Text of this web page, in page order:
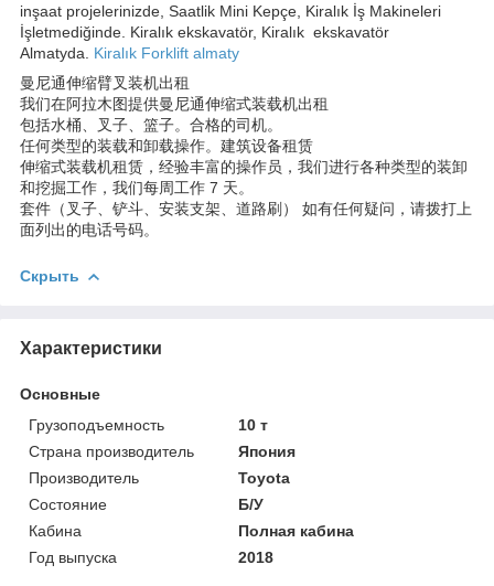
inşaat projelerinizde, Saatlik Mini Kepçe, Kiralık İş Makineleri
İşletmediğinde. Kiralık ekskavatör, Kiralık ekskavatör
Almatyda. Kiralık Forklift almaty
曼尼通伸缩臂叉装机出租
我们在阿拉木图提供曼尼通伸缩式装载机出租
包括水桶、叉子、篮子。合格的司机。
任何类型的装载和卸载操作。建筑设备租赁
伸缩式装载机租赁，经验丰富的操作员，我们进行各种类型的装卸
和挖掘工作，我们每周工作 7 天。
套件（叉子、铲斗、安装支架、道路刷） 如有任何疑问，请拨打上
面列出的电话号码。
Скрыть
Характеристики
Основные
Грузоподъемность
10 т
Страна производитель
Япония
Производитель
Toyota
Состояние
Б/У
Кабина
Полная кабина
Год выпуска
2018